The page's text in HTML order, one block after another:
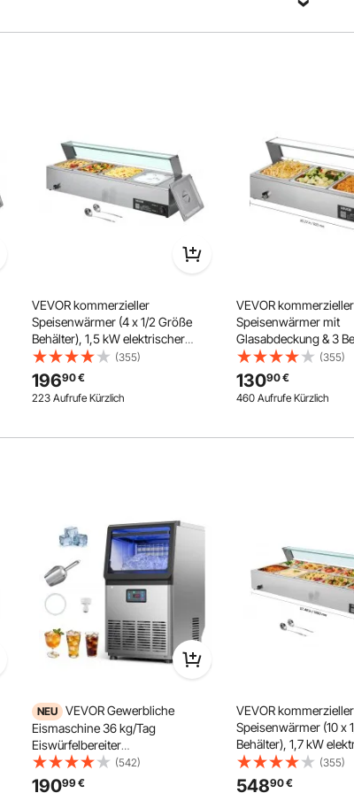
Cafeteria
VEVOR kommerzieller
Speisenwärmer (4 x 1/2 Größe
Behälter), 1,5 kW elektrischer
Wärmebehälter aus Edelstahl mit
Glasabdeckung & Suppenkelle,
Chafing Dishes Set für Catering
Restaurant Party
(355)
19690€
223 Aufrufe Kürzlich
VEVOR kommerzieller
Speisenwärmer mit
Glasabdeckung & 3
Größe) 1,5 kW
Edelstahl,
Wasserbad
für Restaurants Partys
(355)
13090€
460 Aufrufe Kürzlich
NEU VEVOR Gewerbliche
Eismaschine 36 kg/Tag
Eiswürfelbereiter
Edelstahlgehäuse, Unterbau-
Eiswürfelmaschine mit LED-
(542)
19099€
VEVOR kommerzieller
Speisenwärmer (10 x
Behälter), 1,7 kW
Wärmebehälter aus
Glasabdeckung &
(355)
54890€